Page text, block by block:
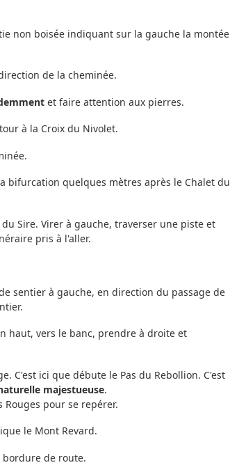
non boisée indiquant sur la gauche la montée
de la cheminée.
et faire attention aux pierres.
à la Croix du Nivolet.
bifurcation quelques mètres après le Chalet du
Sire. Virer à gauche, traverser une piste et
pris à l'aller.
sentier à gauche, en direction du passage de
haut, vers le banc, prendre à droite et
C'est ici que débute le Pas du Rebollion. C'est
majestueuse.
pour se repérer.
le Mont Revard.
de route.